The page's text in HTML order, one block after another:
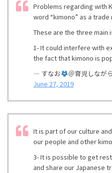
Problems regarding with
word “kimono” as a
These are the three main
1- It could interfere with
the fact that kimono is
— すなお
＠育児しなが
June 27, 2019
It is part of our culture
our people and other
3- It is possible to get
and share our Japanese